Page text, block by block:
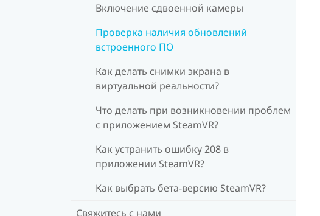
Включение сдвоенной камеры
Проверка наличия обновлений
встроенного ПО
Как делать снимки экрана в
виртуальной реальности?
Что делать при возникновении проблем
с приложением SteamVR?
Как устранить ошибку 208 в
приложении SteamVR?
Как выбрать бета-версию SteamVR?
Свяжитесь с нами